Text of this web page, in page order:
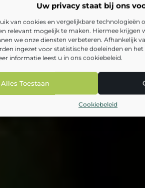
Uw privacy staat bij ons
van cookies en vergelijkbare technologieën
relevant mogelijk te maken. Hiermee krijgen
we onze diensten verbeteren. Afhankelijk
ingezet voor statistische doeleinden en
informatie leest u in ons cookiebeleid.
Alles Toestaan
Cookiebeleid